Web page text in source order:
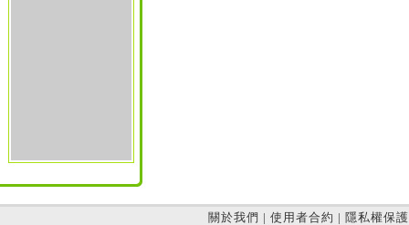
關於我們 | 使用者合約 | 隱私權保護